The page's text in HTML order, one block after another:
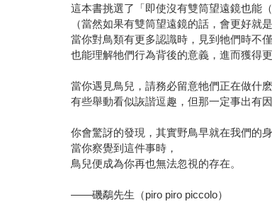
這本書挑選了「即使沒有雙筒望遠鏡也能
（當然如果有雙筒望遠鏡的話，會更好就
當你對鳥類有更多認識時，見到牠們時不
也能理解牠們行為背後的意義，進而獲得更
當你遇見鳥兒，請務必留意牠們正在做什麽
有些舉動看似詼諧逗趣，但那一定事出有
你會驚訝的發現，其實野鳥早就在我們的
當你察覺到這件事時，
鳥兒便成為你再也無法忽視的存在。
——磯鷸先生（piro piro piccolo）